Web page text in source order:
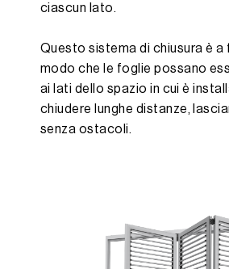
ciascun lato.
Questo sistema di chiusura è a
modo che le foglie possano
ai lati dello spazio in cui è
chiudere lunghe distanze,
senza ostacoli.